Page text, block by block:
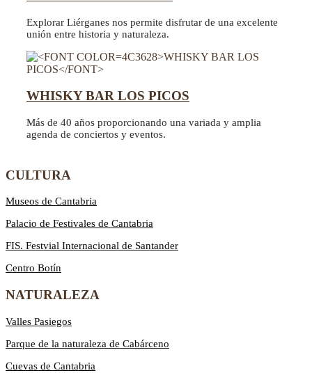
Explorar Liérganes nos permite disfrutar de una excelente
unión entre historia y naturaleza.
WHISKY BAR LOS PICOS
Más de 40 años proporcionando una variada y amplia
agenda de conciertos y eventos.
CULTURA
Museos de Cantabria
Palacio de Festivales de Cantabria
FIS. Festvial Internacional de Santander
Centro Botín
NATURALEZA
Valles Pasiegos
Parque de la naturaleza de Cabárceno
Cuevas de Cantabria